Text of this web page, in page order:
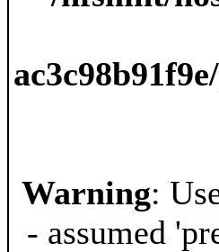
Warning:
- assumed